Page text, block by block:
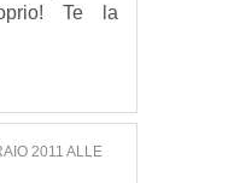
Te la
2011 ALLE